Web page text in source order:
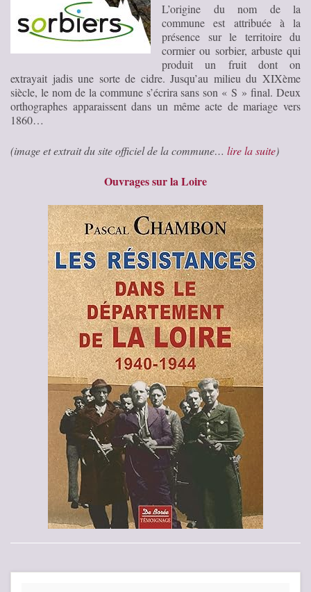
L’origine du nom de la
commune est attribuée à la
présence sur le territoire du
cormier ou sorbier, arbuste qui
produit un fruit dont on
extrayait jadis une sorte de cidre. Jusqu’au milieu du XIXème
siècle, le nom de la commune s’écrira sans son « S » final. Deux
orthographes apparaissent dans un même acte de mariage vers
1860…
(image et extrait du site officiel de la commune… lire la suite)
Ouvrages sur la Loire